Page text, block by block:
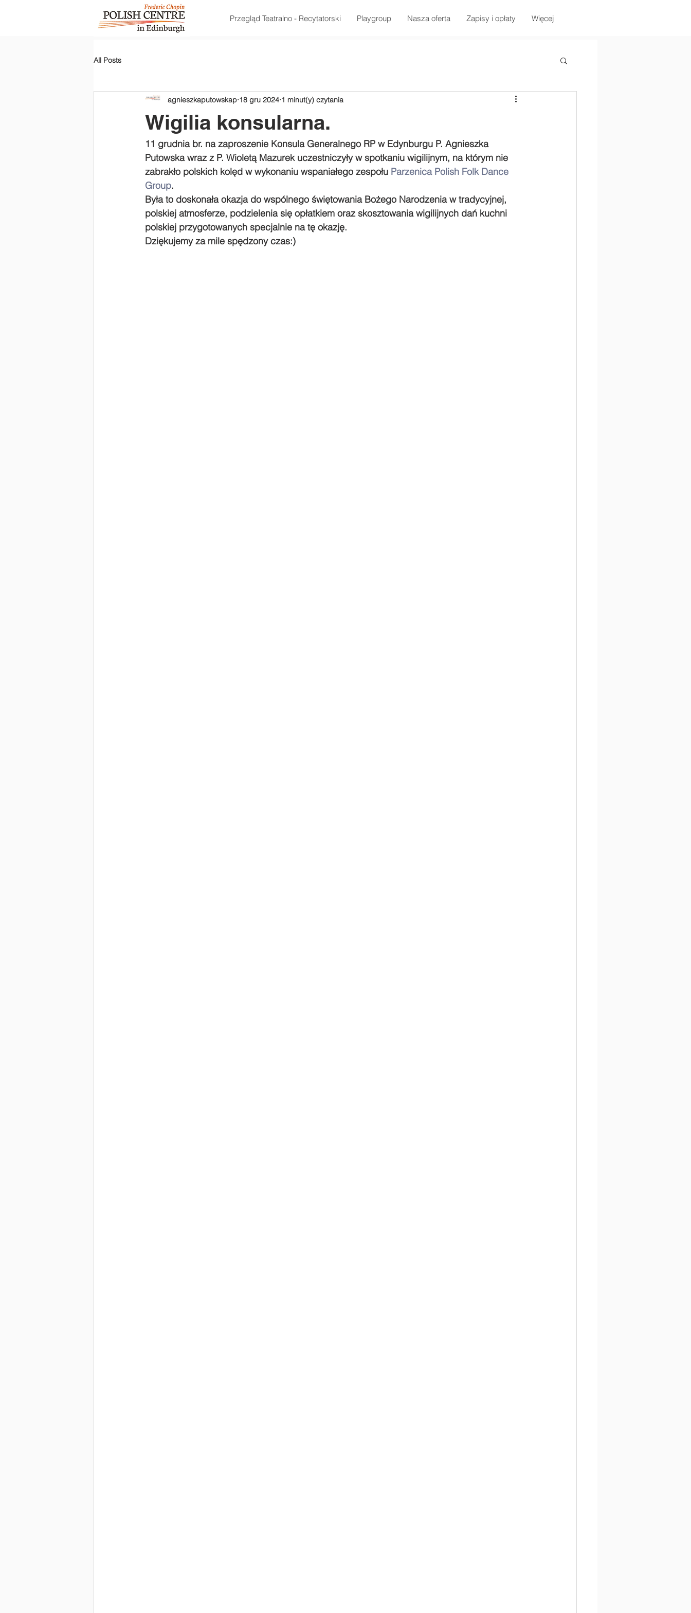
Przegląd Teatralno - Recytatorski Playgroup Nasza oferta Zapisy i opłaty Więcej
All Posts
Wigilia konsularna.
agnieszkaputowskap 18 gru 2024 1 minut(y) czytania
11 grudnia br. na zaproszenie Konsula Generalnego RP w Edynburgu P. Agnieszka
Putowska wraz z P. Wioletą Mazurek uczestniczyły w spotkaniu wigilijnym, na którym nie
zabrakło polskich kolęd w wykonaniu wspaniałego zespołu Parzenica Polish Folk Dance
Group.
Była to doskonała okazja do wspólnego świętowania Bożego Narodzenia w tradycyjnej,
polskiej atmosferze, podzielenia się opłatkiem oraz skosztowania wigilijnych dań kuchni
polskiej przygotowanych specjalnie na tę okazję.
Dziękujemy za mile spędzony czas:)